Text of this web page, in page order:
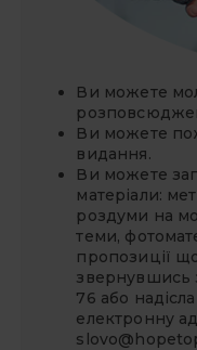
Ви можете
Ви можете
видання.
Ви можете
матеріали:
роздуми на
теми,
пропозиції
звернувшись
76 або
електронну